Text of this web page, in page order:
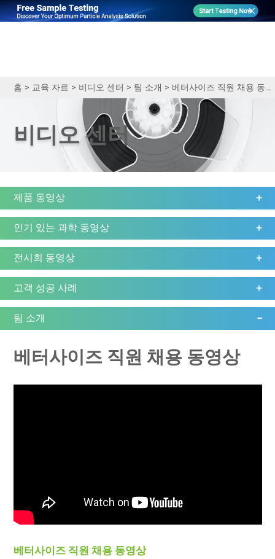
홈 > 교육 자료 > 비디오 센터 > 팀 소개 > 베터사이즈 직원 채용 동영상
비디오 센터
제품 동영상
인기 있는 과학 동영상
전시회 동영상
고객 성공 사례
팀 소개
베터사이즈 직원 채용 동영상
베터사이즈 직원 채용 동영상